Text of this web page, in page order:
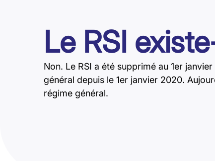
Le RSI
Non. Le RSI a été supprimé au 1er
général depuis le 1er janvier 2020.
régime général.